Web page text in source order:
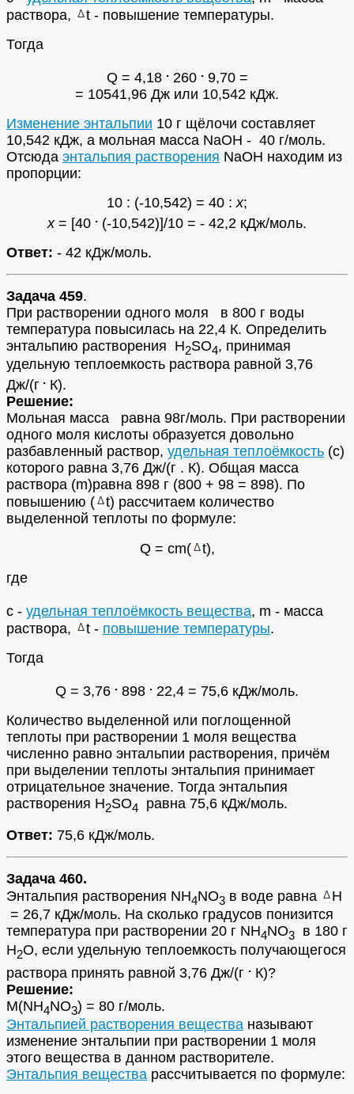
раствора,
t - повышение температуры.
Тогда
Q = 4,18 .260 .9,70 =
= 10541,96 Дж или 10,542 кДж.
Изменение энтальпии 10 г щёлочи составляет
10,542 кДж, а мольная масса NaOH - 40 г/моль.
Отсюда энтальпия растворения NaOH находим из
пропорции:
10 : (-10,542) = 40 : х;
х= [40 . (-10,542)]/10 = - 42,2 кДж/моль.
Ответ: - 42 кДж/моль.
Задача 459.
При растворении одного моля в 800 г воды
температура повысилась на 22,4 К. Определить
энтальпию растворения H2SO4, принимая
удельную теплоемкость раствора равной 3,76
Дж/(г . К).
Решение:
Мольная масса равна 98г/моль. При растворении
одного моля кислоты образуется довольно
разбавленный раствор, удельная теплоёмкость (с)
которого равна 3,76 Дж/(г . К). Общая масса
раствора (m)равна 898 г (800 + 98 = 898). По
повышению (
t) рассчитаем количество
выделенной теплоты по формуле:
Q = cm(
t),
где
c - удельная теплоёмкость вещества, m - масса
раствора,
t - повышение температуры.
Тогда
Q = 3,76 . 898 . 22,4 = 75,6 кДж/моль.
Количество выделенной или поглощенной
теплоты при растворении 1 моля вещества
численно равно энтальпии растворения, причём
при выделении теплоты энтальпия принимает
отрицательное значение. Тогда энтальпия
растворения H2SO4 равна 75,6 кДж/моль.
Ответ: 75,6 кДж/моль.
Задача 460.
Энтальпия растворения NH4NO3 в воде равна
H
= 26,7 кДж/моль. На сколько градусов понизится
температура при растворении 20 г NH4NO3 в 180 г
Н2О, если удельную теплоемкость получающегося
раствора принять равной 3,76 Дж/(г . К)?
Решение:
M(NH4NO3) = 80 г/моль.
Энтальпией растворения вещества называют
изменение энтальпии при растворении 1 моля
этого вещества в данном растворителе.
Энтальпия вещества рассчитывается по формуле: